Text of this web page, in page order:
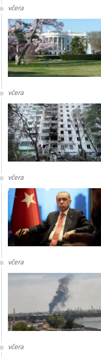
včera
včera
včera
včera
včera